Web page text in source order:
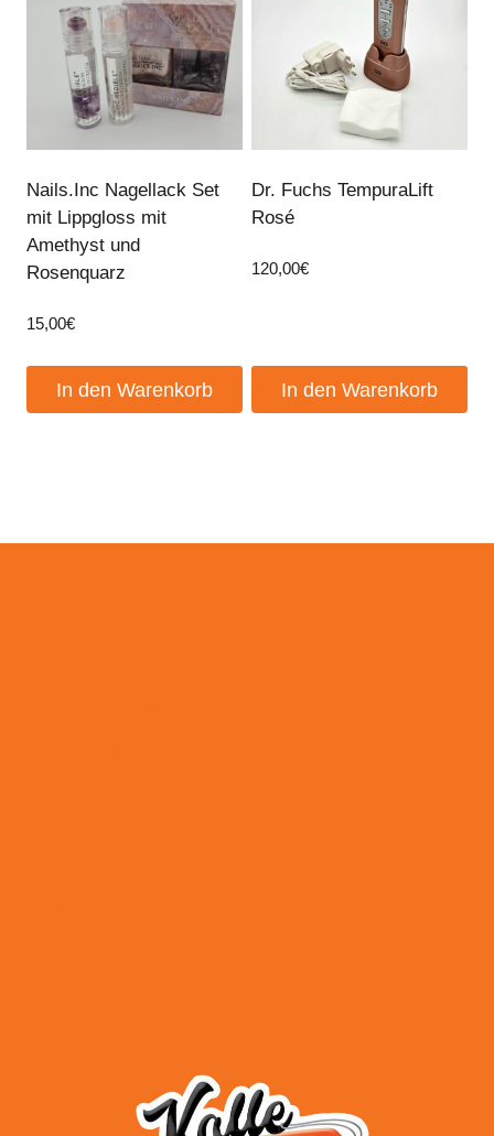
Nails.Inc Nagellack Set
mit Lippgloss mit
Amethyst und
Rosenquarz
15,00€
In den Warenkorb
Dr. Fuchs TempuraLift
Rosé
120,00€
In den Warenkorb